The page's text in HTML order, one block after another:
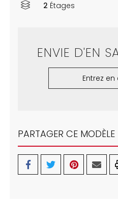
2 Étages
ENVIE D'EN
Entrez
PARTAGER CE MODÈLE